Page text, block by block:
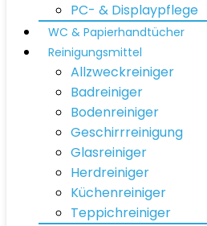
PC- & Displaypflege
WC & Papierhandtücher
Reinigungsmittel
Allzweckreiniger
Badreiniger
Bodenreiniger
Geschirrreinigung
Glasreiniger
Herdreiniger
Küchenreiniger
Teppichreiniger